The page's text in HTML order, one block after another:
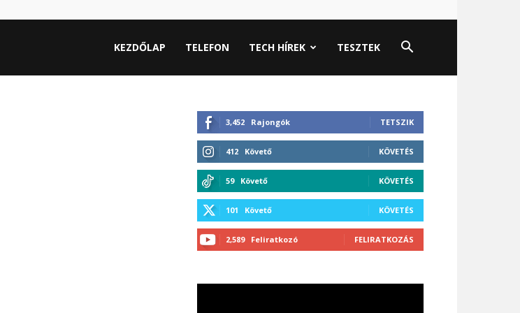
KEZDŐLAP TELEFON TECH HÍREK TESZTEK
3,452 Rajongók TETSZIK
412 Követő KÖVETÉS
59 Követő KÖVETÉS
101 Követő KÖVETÉS
2,589 Feliratkozó FELIRATKOZÁS